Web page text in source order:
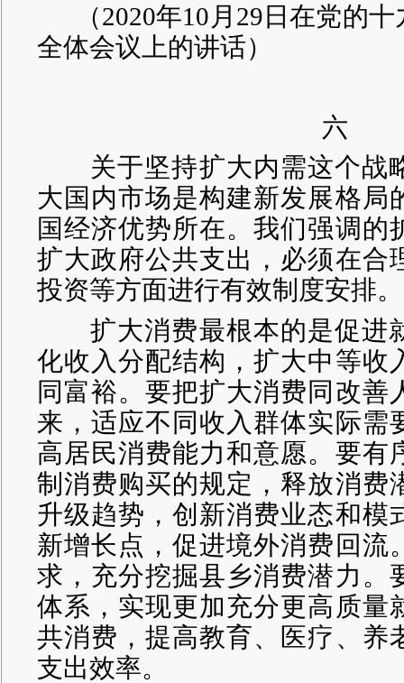
（2020年10月29日在党的
全体会议上的讲话）
六
关于坚持扩大内需这个战
大国内市场是构建新发展格局
国经济优势所在。我们强调的
扩大政府公共支出，必须在合
投资等方面进行有效制度安排。
扩大消费最根本的是促进
化收入分配结构，扩大中等收
同富裕。要把扩大消费同改善
来，适应不同收入群体实际需
高居民消费能力和意愿。要有
制消费购买的规定，释放消费
升级趋势，创新消费业态和模
新增长点，促进境外消费回流
求，充分挖掘县乡消费潜力。
体系，实现更加充分更高质量
共消费，提高教育、医疗、养
支出效率。